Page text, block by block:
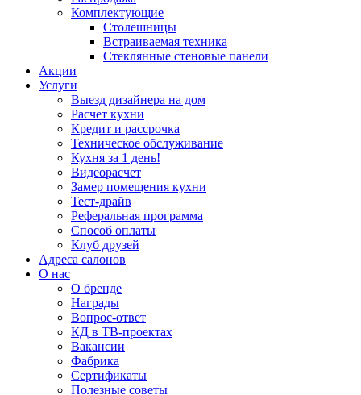
Комплектующие
Столешницы
Встраиваемая техника
Стеклянные стеновые панели
Акции
Услуги
Выезд дизайнера на дом
Расчет кухни
Кредит и рассрочка
Техническое обслуживание
Кухня за 1 день!
Видеорасчет
Замер помещения кухни
Тест-драйв
Реферальная программа
Способ оплаты
Клуб друзей
Адреса салонов
О нас
О бренде
Награды
Вопрос-ответ
КД в ТВ-проектах
Вакансии
Фабрика
Сертификаты
Полезные советы